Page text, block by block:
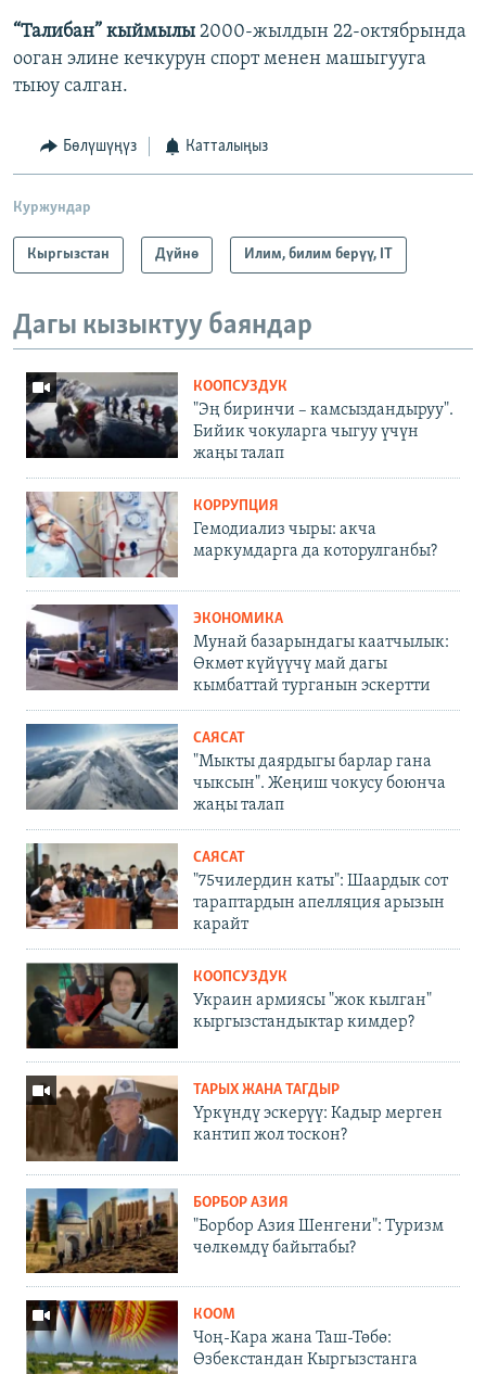
“Талибан” кыймылы 2000-жылдын 22-октябрында
ооган элине кечкурун спорт менен машыгууга
тыюу салган.
Бөлүшүңүз Катталыңыз
Куржундар
Кыргызстан Дүйнө Илим, билим берүү, IT
Дагы кызыктуу баяндар
КООПСУЗДУК
"Эң биринчи – камсыздандыруу".
Бийик чокуларга чыгуу үчүн
жаңы талап
КОРРУПЦИЯ
Гемодиализ чыры: акча
маркумдарга да которулганбы?
ЭКОНОМИКА
Мунай базарындагы каатчылык:
Өкмөт күйүүчү май дагы
кымбаттай турганын эскертти
САЯСАТ
"Мыкты даярдыгы барлар гана
чыксын". Жеңиш чокусу боюнча
жаңы талап
САЯСАТ
"75чилердин каты": Шаардык сот
тараптардын апелляция арызын
карайт
КООПСУЗДУК
Украин армиясы "жок кылган"
кыргызстандыктар кимдер?
ТАРЫХ ЖАНА ТАГДЫР
Үркүндү эскерүү: Кадыр мерген
кантип жол тоскон?
БОРБОР АЗИЯ
"Борбор Азия Шенгени": Туризм
чөлкөмдү байытабы?
КООМ
Чоң-Кара жана Таш-Төбө:
Өзбекстандан Кыргызстанга